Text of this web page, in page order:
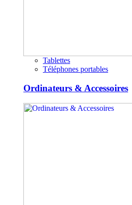
Tablettes
Téléphones portables
Ordinateurs & Accessoires